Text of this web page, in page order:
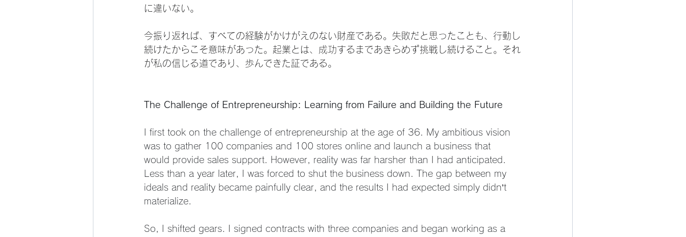
に違いない。
今振り返れば、すべての経験がかけがえのない財産である。失敗だと思ったことも、行動し
続けたからこそ意味があった。起業とは、成功するまであきらめず挑戦し続けること。それ
が私の信じる道であり、歩んできた証である。
The Challenge of Entrepreneurship: Learning from Failure and Building the Future
I first took on the challenge of entrepreneurship at the age of 36. My ambitious vision
was to gather 100 companies and 100 stores online and launch a business that
would provide sales support. However, reality was far harsher than I had anticipated.
Less than a year later, I was forced to shut the business down. The gap between my
ideals and reality became painfully clear, and the results I had expected simply didn’t
materialize.
So, I shifted gears. I signed contracts with three companies and began working as a